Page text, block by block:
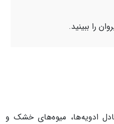
را ببینید.
ادویه‌ها، میوه‌های خشک و